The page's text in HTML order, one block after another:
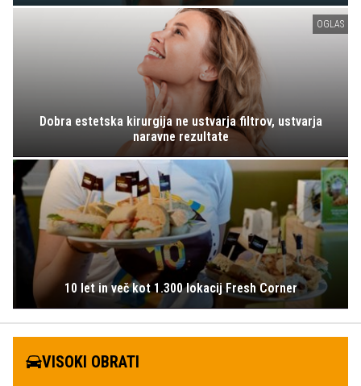
OGLAS
Dobra estetska kirurgija ne ustvarja filtrov, ustvarja
naravne rezultate
10 let in več kot 1.300 lokacij Fresh Corner
VISOKI OBRATI